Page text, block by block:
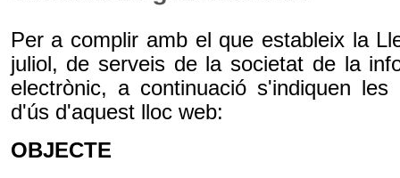
Per a complir amb el que estableix la
juliol, de serveis de la societat de la
electrònic, a continuació s'indiquen les
d'ús d'aquest lloc web:
OBJECTE